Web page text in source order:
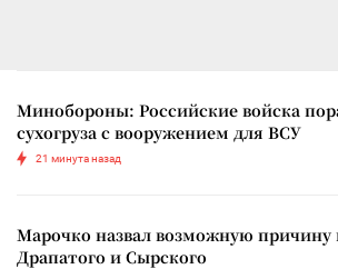
Минобороны: Российские войска
сухогруза с вооружением для ВСУ
21 минута назад
Марочко назвал возможную причину
Драпатого и Сырского